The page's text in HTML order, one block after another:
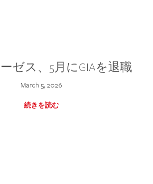
ゼス、5月にGIAを退職
March 5, 2026
続きを読む